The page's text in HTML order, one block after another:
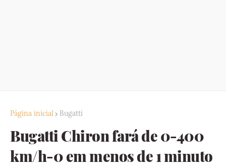
Página inicial Bugatti
Bugatti Chiron fará de 0-400
km/h-0 em menos de 1 minuto